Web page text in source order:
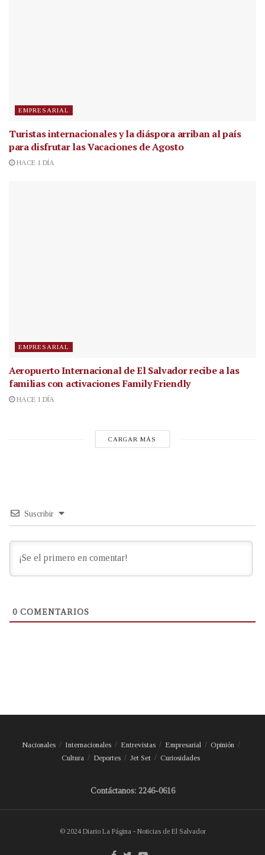
EMPRESARIAL
Turistas internacionales y la diáspora arriban al país
para disfrutar las Vacaciones de Agosto
HACE 1 DÍA
EMPRESARIAL
Aeropuerto Internacional de El Salvador recibe a las
familias con activaciones Family Friendly
HACE 1 DÍA
CARGAR MÁS
Suscribir
0 COMENTARIOS
Nacionales Internacionales Entrevistas Empresarial
Opinión
Cultura
Deportes Jet Set Curiosidades
Contáctanos: 2246-0616
© 2024 Diario La Página - Noticias de El Salvador